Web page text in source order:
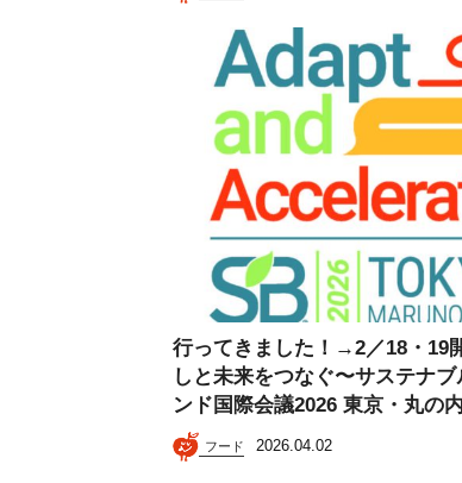
行ってきました！→2／18・19
しと未来をつなぐ〜サステナブ
ンド国際会議2026 東京・丸の内
フード 2026.04.02